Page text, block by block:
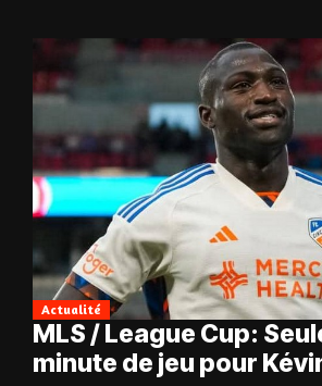
Actualité
MLS / League Cup:
minute de jeu pour